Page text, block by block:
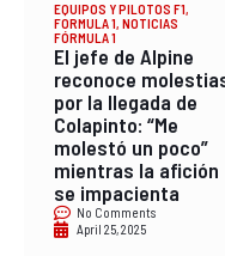
EQUIPOS Y PILOTOS F1,
FORMULA 1, NOTICIAS
FÓRMULA 1
El jefe de Alpine
reconoce
por la llegada de
Colapinto: “Me
molestó un poco”
mientras la afición
se impacienta
No Comments
April 25, 2025